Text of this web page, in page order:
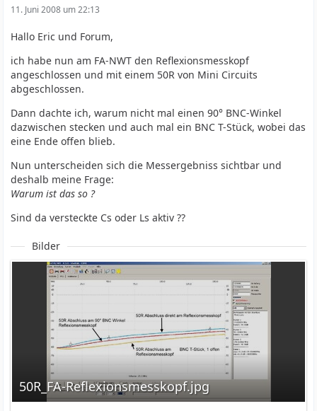
11. Juni 2008 um 22:13
Hallo Eric und Forum,
ich habe nun am FA-NWT den Reflexionsmesskopf
angeschlossen und mit einem 50R von Mini Circuits
abgeschlossen.
Dann dachte ich, warum nicht mal einen 90° BNC-Winkel
dazwischen stecken und auch mal ein BNC T-Stück, wobei das
eine Ende offen blieb.
Nun unterscheiden sich die Messergebniss sichtbar und
deshalb meine Frage:
Warum ist das so ?
Sind da versteckte Cs oder Ls aktiv ??
Bilder
50R_FA-Reflexionsmesskopf.jpg